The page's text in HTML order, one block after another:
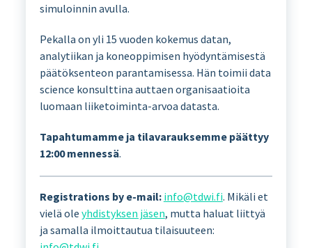
simuloinnin avulla.
Pekalla on yli 15 vuoden kokemus datan,
analytiikan ja koneoppimisen hyödyntämisestä
päätöksenteon parantamisessa. Hän toimii data
science konsulttina auttaen organisaatioita
luomaan liiketoiminta-arvoa datasta.
Tapahtumamme ja tilavarauksemme päättyy
12:00 mennessä.
Registrations by e-mail: info@tdwi.fi. Mikäli et
vielä ole yhdistyksen jäsen, mutta haluat liittyä
ja samalla ilmoittautua tilaisuuteen: